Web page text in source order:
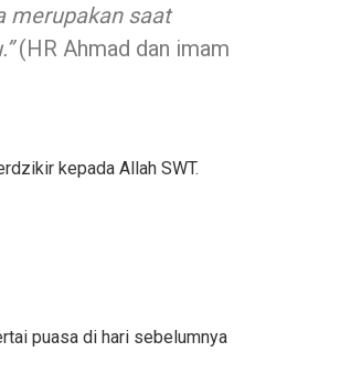
merupakan saat
(HR Ahmad dan imam
kepada Allah SWT.
puasa di hari sebelumnya